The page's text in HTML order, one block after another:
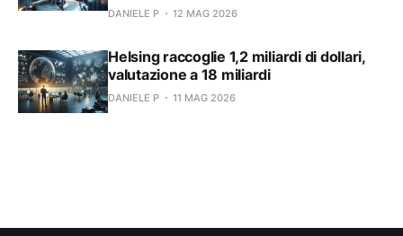
DANIELE P 12 MAG 2026
Helsing raccoglie 1,2 miliardi di dollari,
valutazione a 18 miliardi
DANIELE P 11 MAG 2026